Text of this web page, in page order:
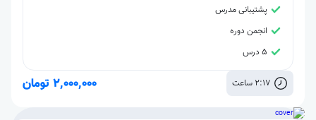
پشتیبانی مدرس
انجمن دوره
5 درس
2:17 ساعت 2,000,000 تومان